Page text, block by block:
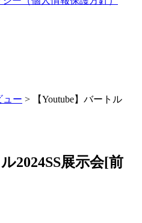
ュー >
【Youtube】バートル
2024SS展示会[前